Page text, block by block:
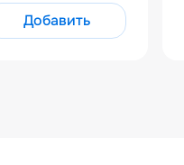
Добавить